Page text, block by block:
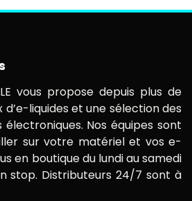
vous propose depuis plus de
d’e-liquides et une sélection des
Nos équipes sont
sur votre matériel et vos e-
en boutique du lundi au samedi
stop. Distributeurs 24/7 sont à